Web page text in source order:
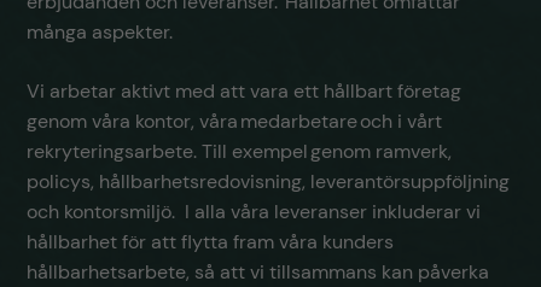
många aspekter.
Vi arbetar aktivt med att vara ett hållbart företag
genom våra kontor, våra medarbetare och i vårt
rekryteringsarbete. Till exempel genom ramverk,
policys, hållbarhetsredovisning, leverantörsuppföljning
och kontorsmiljö​. I alla våra leveranser inkluderar vi
hållbarhet för att flytta fram våra kunders
hållbarhetsarbete, så att vi tillsammans kan påverka